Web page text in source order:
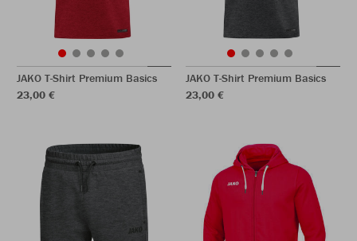
JAKO T-Shirt Premium Basics
23,00 €
JAKO T-Shirt Premium Basics
23,00 €